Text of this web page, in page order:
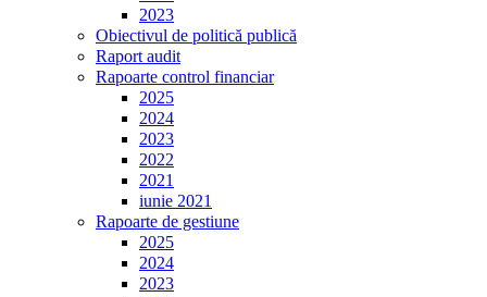
2023
Obiectivul de politică publică
Raport audit
Rapoarte control financiar
2025
2024
2023
2022
2021
iunie 2021
Rapoarte de gestiune
2025
2024
2023